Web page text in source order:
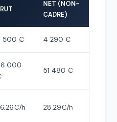
NET (NON-
CADRE)
500 € 4 290 €
000
51 480 €
h 28.29€/h